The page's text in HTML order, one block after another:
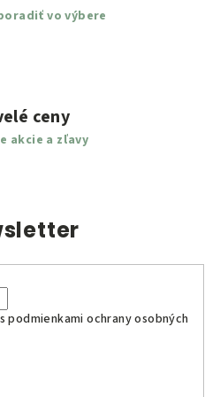
vo výbere
ceny
akcie a zľavy
podmienkami ochrany osobných